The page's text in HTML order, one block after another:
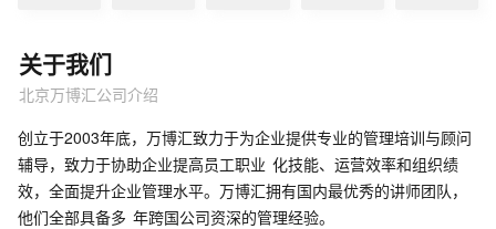
关于我们
北京万博汇公司介绍
创立于2003年底，万博汇致力于为企业提供专业的管理培训与顾问
辅导，致力于协助企业提高员工职业 化技能、运营效率和组织绩
效，全面提升企业管理水平。万博汇拥有国内最优秀的讲师团队，
他们全部具备多 年跨国公司资深的管理经验。